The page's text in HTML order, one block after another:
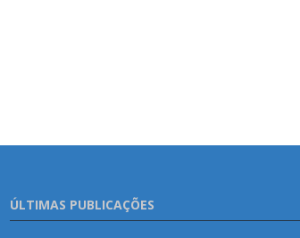
ÚLTIMAS PUBLICAÇÕES